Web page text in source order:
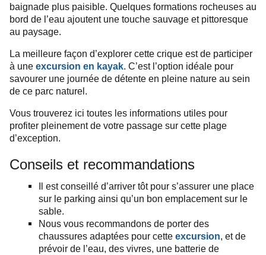
baignade plus paisible. Quelques formations rocheuses au
bord de l’eau ajoutent une touche sauvage et pittoresque
au paysage.
La meilleure façon d’explorer cette crique est de participer
à une excursion en kayak. C’est l’option idéale pour
savourer une journée de détente en pleine nature au sein
de ce parc naturel.
Vous trouverez ici toutes les informations utiles pour
profiter pleinement de votre passage sur cette plage
d’exception.
Conseils et recommandations
Il est conseillé d’arriver tôt pour s’assurer une place
sur le parking ainsi qu’un bon emplacement sur le
sable.
Nous vous recommandons de porter des
chaussures adaptées pour cette excursion, et de
prévoir de l’eau, des vivres, une batterie de